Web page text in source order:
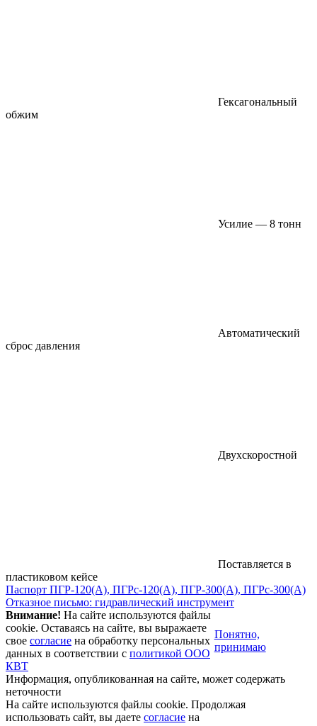
Гексагональный
обжим
Усилие — 8 тонн
Автоматический
сброс давления
Двухскоростной
Поставляется в
пластиковом кейсе
Паспорт ПГР-120(А), ПГРс-120(А), ПГР-300(А), ПГРс-300(А)
Отказное письмо: гидравлический инструмент
Внимание! На сайте используются файлы
cookie. Оставаясь на сайте, вы выражаете
свое согласие на обработку персональных
данных в соответствии с политикой ООО
КВТ
Понятно,
принимаю
Информация, опубликованная на сайте, может содержать
неточности
На сайте используются файлы cookie. Продолжая
использовать сайт, вы даете согласие на